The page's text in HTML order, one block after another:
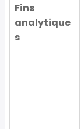
Fins
analytique
s